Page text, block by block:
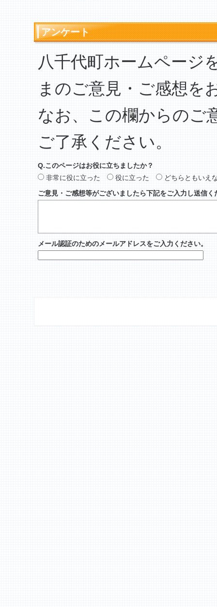
アンケート
八千代町ホームページ
まのご意見・ご感想を
なお、この欄からのご
ご了承ください。
Q.このページはお役に立ちましたか？
非常に役に立った
役に立った
どちらともいえ
ご意見・ご感想等がございましたら下記をご入力し送信く
メール認証のためのメールアドレスをご入力ください。